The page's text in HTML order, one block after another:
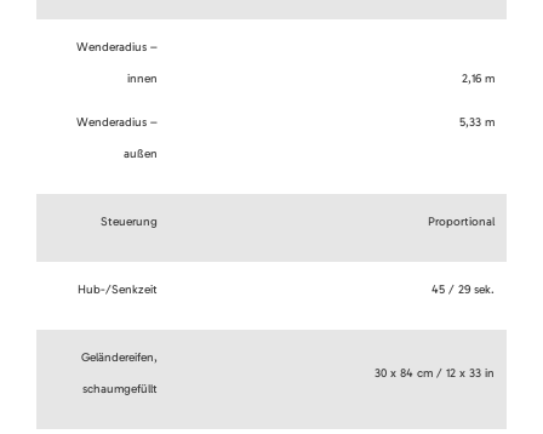
Wenderadius –
innen
Wenderadius –
außen
2,16 m
5,33 m
Steuerung Proportional
Hub-/Senkzeit 45 / 29 sek.
Geländereifen,
schaumgefüllt
30 x 84 cm / 12 x 33 in